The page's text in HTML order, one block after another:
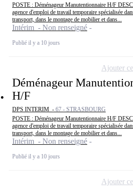
POSTE : Déménageur Manutentionnaire H/F
agence d'emploi de travail temporaire spécialisée
transport, dans le montage de mobilier et dans...
Intérim - Non renseigné
Publié il y a 10 jours
Déménageur
H/F
DPS INTERIM - 67 - STRASBOURG
POSTE : Déménageur Manutentionnaire H/F
agence d'emploi de travail temporaire spécialisée
transport, dans le montage de mobilier et dans...
Intérim - Non renseigné
Publié il y a 10 jours
Ajouter
Ajouter